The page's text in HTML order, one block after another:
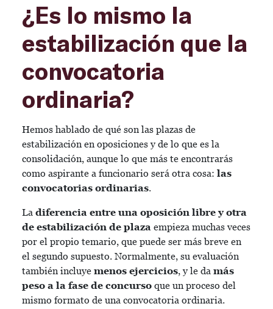
¿Es lo mismo la
estabilización que la
convocatoria
ordinaria?
Hemos hablado de qué son las plazas de
estabilización en oposiciones y de lo que es la
consolidación, aunque lo que más te encontrarás
como aspirante a funcionario será otra cosa: las
convocatorias ordinarias.
La diferencia entre una oposición libre y otra
de estabilización de plaza empieza muchas veces
por el propio temario, que puede ser más breve en
el segundo supuesto. Normalmente, su evaluación
también incluye menos ejercicios, y le da más
peso a la fase de concurso que un proceso del
mismo formato de una convocatoria ordinaria.